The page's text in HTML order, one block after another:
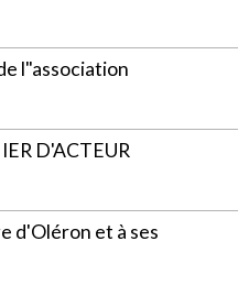
l"association
D'ACTEUR
d'Oléron et à ses